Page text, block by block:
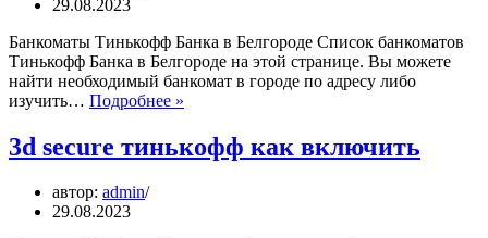
29.08.2023
Банкоматы Тинькофф Банка в Белгороде Список банкоматов
Тинькофф Банка в Белгороде на этой странице. Вы можете
найти необходимый банкомат в городе по адресу либо
изучить… Подробнее »
белгороде
тинькофф
3d secure тинькофф как включить
автор: admin
29.08.2023